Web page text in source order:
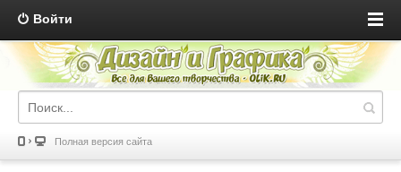
Войти
Полная версия сайта